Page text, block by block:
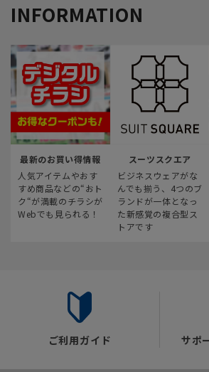
INFORMATION
最新のお買い得情報
人気アイテムやおす
すめ商品などの“おト
ク“が満載のチラシが
Webでも見られる！
スーツスクエア
ビジネスウェアがな
んでも揃う、4つのブ
ランドが一体となっ
た新感覚の複合型ス
トアです
ご利用ガイド サポ